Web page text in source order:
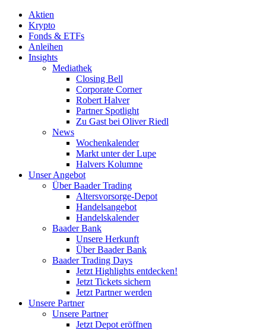
Aktien
Krypto
Fonds & ETFs
Anleihen
Insights
Mediathek
Closing Bell
Corporate Corner
Robert Halver
Partner Spotlight
Zu Gast bei Oliver Riedl
News
Wochenkalender
Markt unter der Lupe
Halvers Kolumne
Unser Angebot
Über Baader Trading
Altersvorsorge-Depot
Handelsangebot
Handelskalender
Baader Bank
Unsere Herkunft
Über Baader Bank
Baader Trading Days
Jetzt Highlights entdecken!
Jetzt Tickets sichern
Jetzt Partner werden
Unsere Partner
Unsere Partner
Jetzt Depot eröffnen